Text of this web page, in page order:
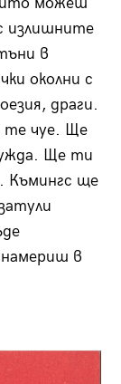
излишните
в
околни с
драги.
те чуе. Ще
Ще ти
Къмингс ще
в